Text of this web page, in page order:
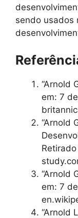
sendo usados
“Arnold
em: 7
“Arnold
“Arnold
em: 7
“Arnold